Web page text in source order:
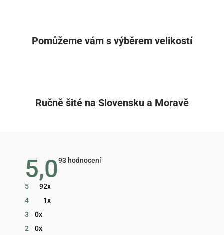
Pomůžeme vám s výběrem velikostí
Ručně šité na Slovensku a Moravě
5,0Průměrné
93 hodnocení
5
92x
4
1x
3
0x
2
0x